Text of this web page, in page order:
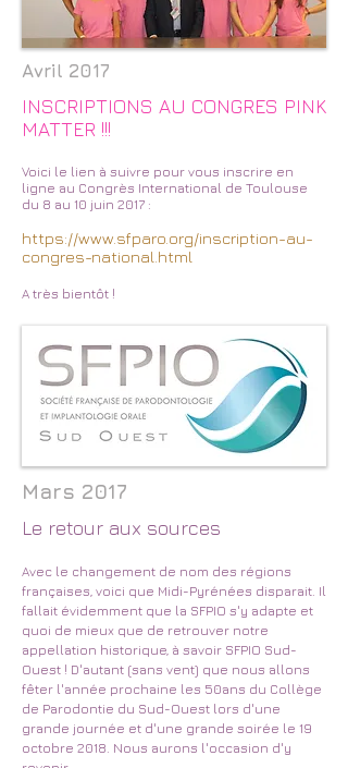
Avril 2017
INSCRIPTIONS AU CONGRES PINK
MATTER !!!
Voici le lien à suivre pour vous inscrire en
ligne au Congrès International de Toulouse
du 8 au 10 juin 2017 :
https://www.sfparo.org/inscription-au-
congres-national.html
A très bientôt !
Mars 2017
Le retour aux sources
Avec le changement de nom des régions
françaises, voici que Midi-Pyrénées disparait. Il
fallait évidemment que la SFPIO s'y adapte et
quoi de mieux que de retrouver notre
appellation historique, à savoir SFPIO Sud-
Ouest ! D'autant (sans vent) que nous allons
fêter l'année prochaine les 50ans du Collège
de Parodontie du Sud-Ouest lors d'une
grande journée et d'une grande soirée le 19
octobre 2018. Nous aurons l'occasion d'y